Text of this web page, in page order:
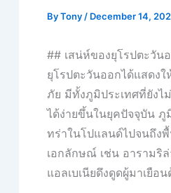
ByTony / December 14,
## เสน่ห์ของยุโรปตะวัน
ยุโรปตะวันออกได้แสดง
ภัย มีทั้งภูมิประเทศที่ยังไ
ได้ง่ายขึ้นในยุคปัจจุบัน ภู
ทร่าในโปแลนด์ไปจนถึง
เอกลักษณ์ เช่น อารามริ
แอลเบเนียดึงดูดผู้มาเยือ